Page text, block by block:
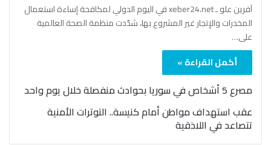
آفرين علو ـ xeber24.net في اليوم الدولي لمكافحة إساءة استعمال
المخدرات والإتجار غير المشروع بها، شدّدت منظمة الصحة العالمية
على…
أكمل القراءة »
مصرع 5 أشخاص في سوريا بحوادث منفصلة خلال يوم واحد
عقب استهداف مواطن أمام كنيسة.. التوترات الأمنية
تتصاعد في اللاذقية